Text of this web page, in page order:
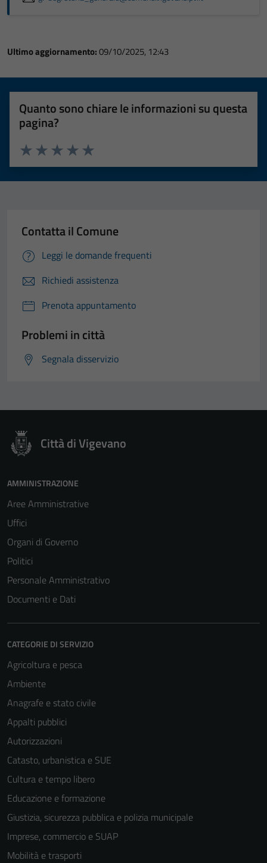
Ultimo aggiornamento:09/10/2025, 12:43
Quanto sono chiare le informazioni su questa
pagina?
Valuta 5 stelle su 5
Valuta 4 stelle su 5
Valuta 3 stelle su 5
Valuta 2 stelle su 5
Valuta 1 stelle su 5
Contatta il Comune
Leggi le domande frequenti
Richiedi assistenza
Prenota appuntamento
Problemi in città
Segnala disservizio
Città di Vigevano
AMMINISTRAZIONE
Aree Amministrative
Uffici
Organi di Governo
Politici
Personale Amministrativo
Documenti e Dati
CATEGORIE DI SERVIZIO
Agricoltura e pesca
Ambiente
Anagrafe e stato civile
Appalti pubblici
Autorizzazioni
Catasto, urbanistica e SUE
Cultura e tempo libero
Educazione e formazione
Giustizia, sicurezza pubblica e polizia municipale
Imprese, commercio e SUAP
Mobilità e trasporti
Tecnici